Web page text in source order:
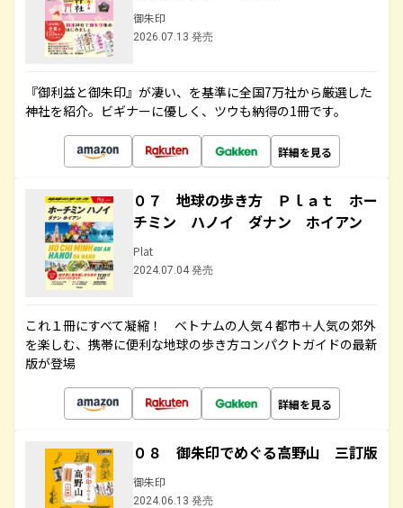
御朱印
2026.07.13 発売
『御利益と御朱印』が凄い、を基準に全国7万社から厳選した
神社を紹介。ビギナーに優しく、ツウも納得の1冊です。
詳細を見る
０７ 地球の歩き方 Ｐｌａｔ ホー
チミン ハノイ ダナン ホイアン
Plat
2024.07.04 発売
これ１冊にすべて凝縮！ ベトナムの人気４都市＋人気の郊外
を楽しむ、携帯に便利な地球の歩き方コンパクトガイドの最新
版が登場
詳細を見る
０８ 御朱印でめぐる高野山 三訂版
御朱印
2024.06.13 発売